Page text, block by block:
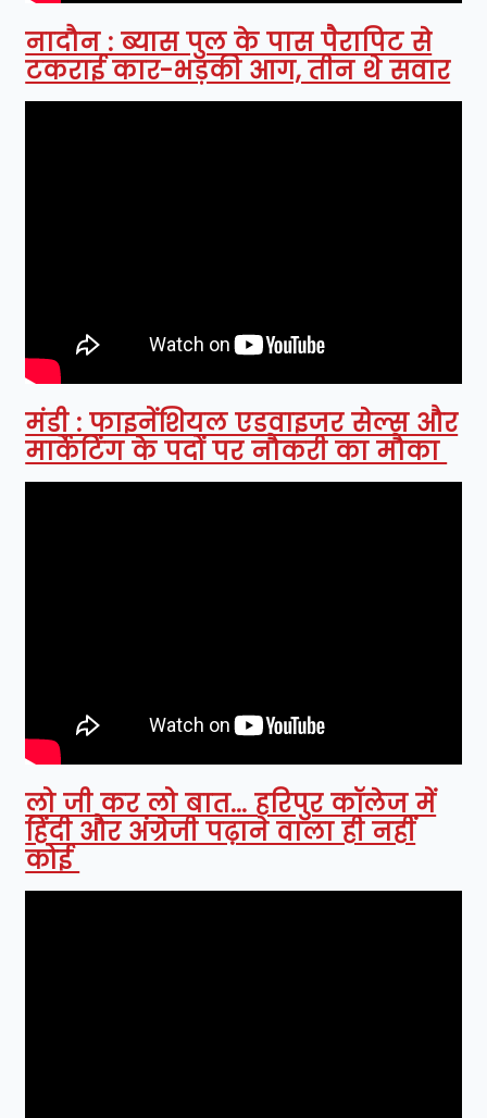
नादौन : ब्यास पुल के पास पैरापिट से
टकराई कार-भड़की आग, तीन थे सवार
मंडी : फाइनेंशियल एडवाइजर सेल्स और
मार्केटिंग के पदों पर नौकरी का मौका
लो जी कर लो बात... हरिपुर कॉलेज में
हिंदी और अंग्रेजी पढ़ाने वाला ही नहीं
कोई